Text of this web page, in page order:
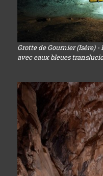
Grotte de Gournier (Isère)
avec eaux bleues